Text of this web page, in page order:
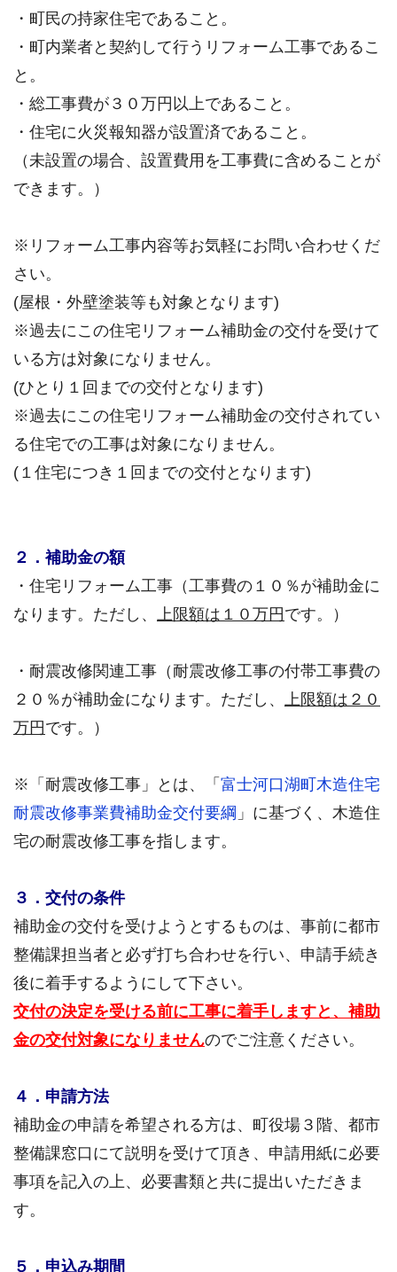
・町民の持家住宅であること。
・町内業者と契約して行うリフォーム工事であるこ
と。
・総工事費が３０万円以上であること。
・住宅に火災報知器が設置済であること。
（未設置の場合、設置費用を工事費に含めることが
できます。）
※リフォーム工事内容等お気軽にお問い合わせくだ
さい。
(屋根・外壁塗装等も対象となります)
※過去にこの住宅リフォーム補助金の交付を受けて
いる方は対象になりません。
(ひとり１回までの交付となります)
※過去にこの住宅リフォーム補助金の交付されてい
る住宅での工事は対象になりません。
(１住宅につき１回までの交付となります)
２．補助金の額
・住宅リフォーム工事（工事費の１０％が補助金に
なります。ただし、 上限額は１０万円 です。）
・耐震改修関連工事（耐震改修工事の付帯工事費の
２０％が補助金になります。ただし、 上限額は２０
万円 です。）
※「耐震改修工事」とは、「 富士河口湖町木造住宅
耐震改修事業費補助金交付要綱 」に基づく、木造住
宅の耐震改修工事を指します。
３．交付の条件
補助金の交付を受けようとするものは、事前に都市
整備課担当者と必ず打ち合わせを行い、申請手続き
後に着手するようにして下さい。
交付の決定を受ける前に工事に着手しますと、補助
金の交付対象になりませんのでご注意ください。
４．申請方法
補助金の申請を希望される方は、町役場３階、都市
整備課窓口にて説明を受けて頂き、申請用紙に必要
事項を記入の上、必要書類と共に提出いただきま
す。
５．申込み期間